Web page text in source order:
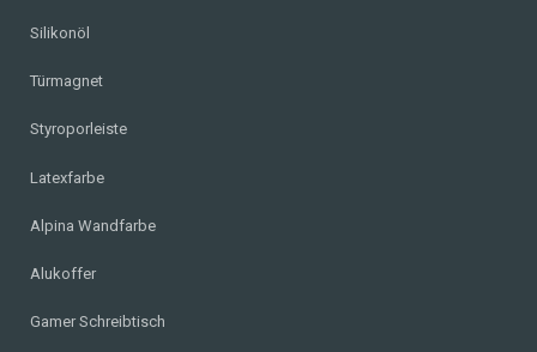
Silikonöl
Türmagnet
Styroporleiste
Latexfarbe
Alpina Wandfarbe
Alukoffer
Gamer Schreibtisch